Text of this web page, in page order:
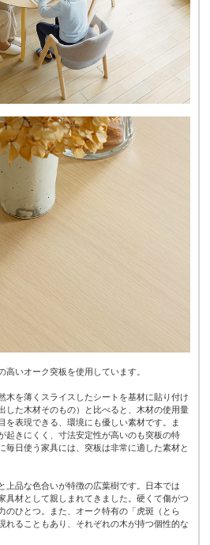
高いオーク突板を使用しています。
木を薄くスライスしたシートを基材に貼り付け
した木材そのもの）と比べると、木材の使用量
を表現できる、環境にも優しい素材です。ま
起きにくく、寸法安定性が高いのも突板の特
毎日使う家具には、突板は非常に適した素材と
上品な色合いが特徴の広葉樹です。日本では
具材として親しまれてきました。硬くて傷がつ
のひとつ。また、オーク特有の「虎斑（とら
れることもあり、それぞれの木が持つ個性的な